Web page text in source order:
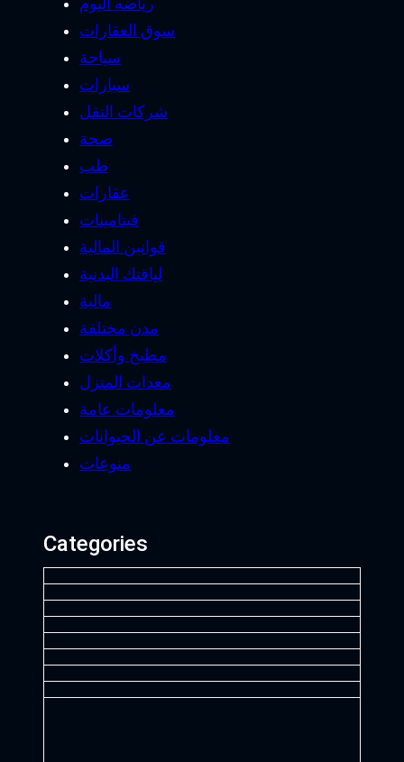
رياضه اليوم
سوق العقارات
سياحة
سيارات
شركات النقل
صحة
طب
عقارات
فيتامينات
قوانين المالية
لياقتك البدنية
مالية
مدن مختلفة
مطبخ وأكلات
معدات المنزل
معلومات عامة
معلومات عن الحيوانات
منوعات
Categories